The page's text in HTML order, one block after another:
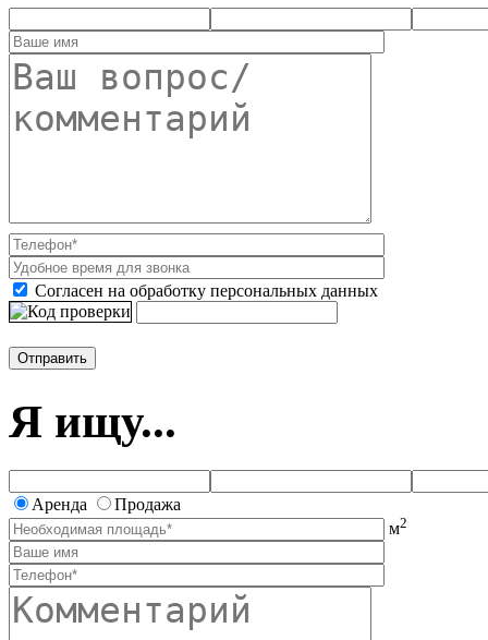
Согласен на обработку персональных данных
Я ищу...
Аренда
Продажа
м2